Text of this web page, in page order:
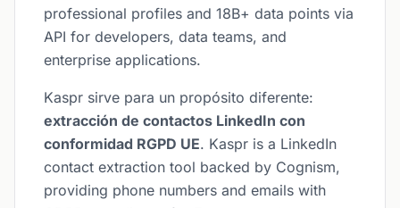
professional profiles and 18B+ data points via
API for developers, data teams, and
enterprise applications.
Kaspr sirve para un propósito diferente:
extracción de contactos LinkedIn con
conformidad RGPD UE. Kaspr is a LinkedIn
contact extraction tool backed by Cognism,
providing phone numbers and emails with